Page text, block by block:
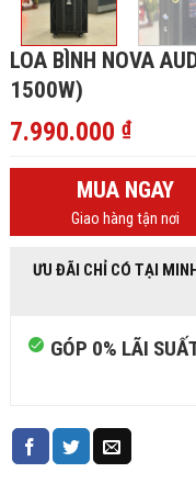
LOA BÌNH NOVA
1500W)
7.990.000 ₫
MUA NGAY
Giao hàng tận nơi
ƯU ĐÃI CHỈ CÓ TẠI
GÓP 0% LÃI